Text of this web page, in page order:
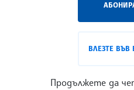
ВЛЕЗТЕ ВЪВ
Продължете да